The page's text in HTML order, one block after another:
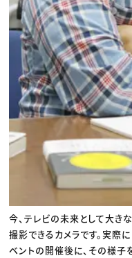
今、テレビの未来として大き
撮影できるカメラです。実際
ベントの開催後に、その様子